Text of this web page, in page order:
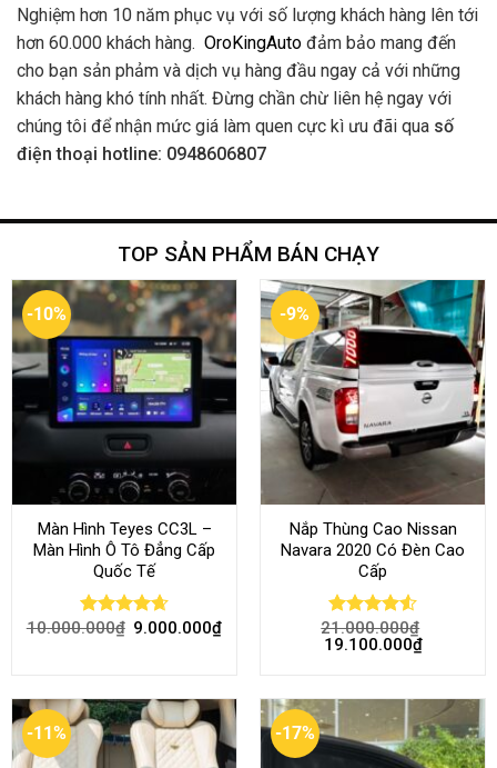
Nghiệm hơn 10 năm phục vụ với số lượng khách hàng lên tới
hơn 60.000 khách hàng. OroKingAuto đảm bảo mang đến
cho bạn sản phảm và dịch vụ hàng đầu ngay cả với những
khách hàng khó tính nhất. Đừng chần chừ liên hệ ngay với
chúng tôi để nhận mức giá làm quen cực kì ưu đãi qua số
điện thoại hotline: 0948606807
TOP SẢN PHẨM BÁN CHẠY
-10%
Màn Hình Teyes CC3L –
Màn Hình Ô Tô Đẳng Cấp
Quốc Tế
Rated 4.68
10.000.000₫ 9.000.000₫
-9%
Nắp Thùng Cao Nissan
Navara 2020 Có Đèn Cao
Cấp
Rated4.52
out of 5
21.000.000₫
19.100.000₫
-11% -17%